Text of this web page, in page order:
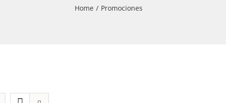
Home / Promociones